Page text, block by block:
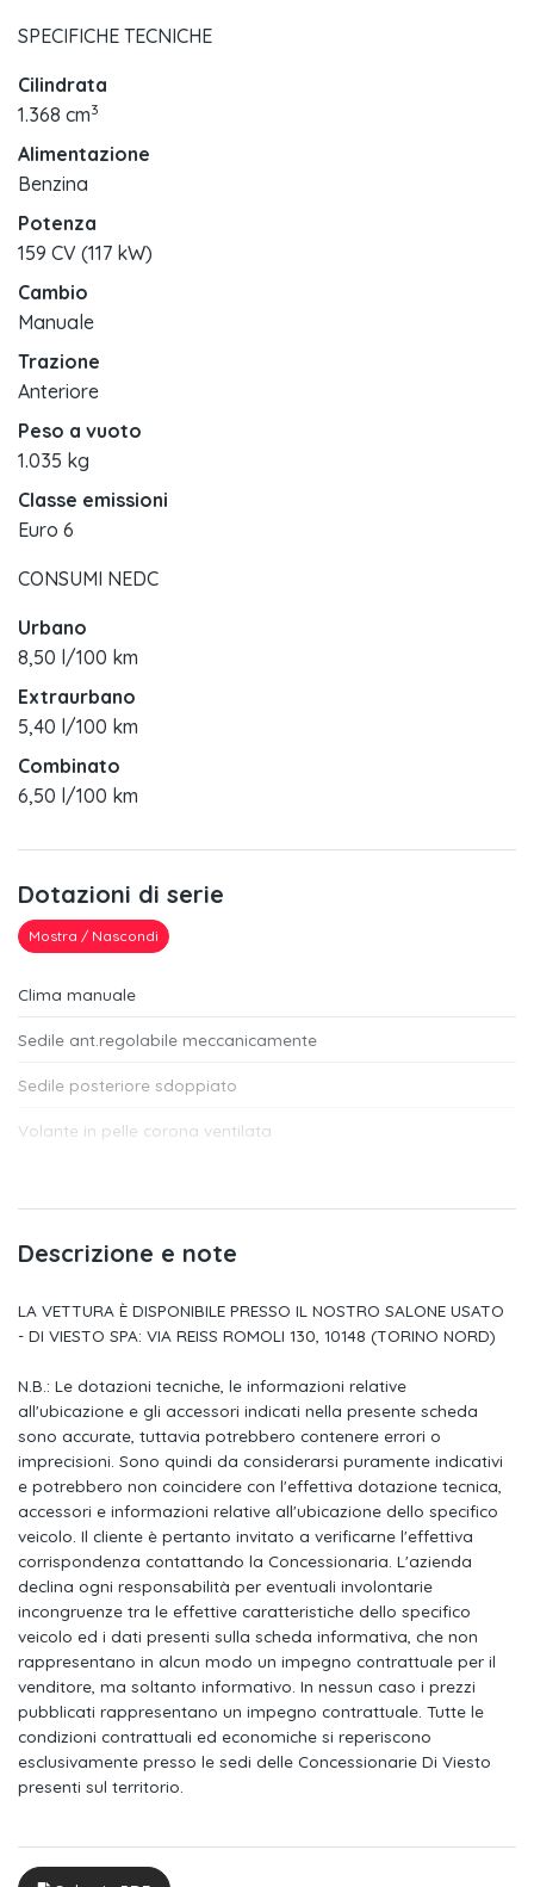
SPECIFICHE TECNICHE
Cilindrata
1.368 cm3
Alimentazione
Benzina
Potenza
159 CV (117 kW)
Cambio
Manuale
Trazione
Anteriore
Peso a vuoto
1.035 kg
Classe emissioni
Euro 6
CONSUMI NEDC
Urbano
8,50 l/100 km
Extraurbano
5,40 l/100 km
Combinato
6,50 l/100 km
Dotazioni di serie
Mostra / Nascondi
Clima manuale
Sedile ant.regolabile meccanicamente
Sedile posteriore sdoppiato
Volante in pelle corona ventilata
Quadro di bordo specifico 7" tft
Kit gonfiaggio / riparaz. pneumatici (fix & go) i
Comandi (radio/telefono) su volante
Cerchi in lega da 17" abarth a 10 razze diamantato
Blue & me con aux in
Kit pinze freno rosse e corona cerchi in lega con
Specchi retrovisori est. c. comando elettrico e
Fari allo xenon
Selleria in pelle abarth (include poggiabraccio del pannello
porta in
Pack turismo mt (include pedaliera batticalcagno e pomello
cambio in
Descrizione e note
LA VETTURA È DISPONIBILE PRESSO IL NOSTRO SALONE USATO
- DI VIESTO SPA: VIA REISS ROMOLI 130, 10148 (TORINO NORD)
N.B.: Le dotazioni tecniche, le informazioni relative
all'ubicazione e gli accessori indicati nella presente scheda
sono accurate, tuttavia potrebbero contenere errori o
imprecisioni. Sono quindi da considerarsi puramente indicativi
e potrebbero non coincidere con l'effettiva dotazione tecnica,
accessori e informazioni relative all'ubicazione dello specifico
veicolo. Il cliente è pertanto invitato a verificarne l'effettiva
corrispondenza contattando la Concessionaria. L'azienda
declina ogni responsabilità per eventuali involontarie
incongruenze tra le effettive caratteristiche dello specifico
veicolo ed i dati presenti sulla scheda informativa, che non
rappresentano in alcun modo un impegno contrattuale per il
venditore, ma soltanto informativo. In nessun caso i prezzi
pubblicati rappresentano un impegno contrattuale. Tutte le
condizioni contrattuali ed economiche si reperiscono
esclusivamente presso le sedi delle Concessionarie Di Viesto
presenti sul territorio.